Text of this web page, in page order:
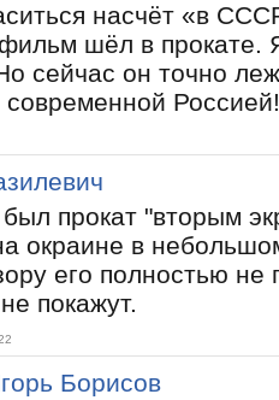
насчёт «в
шёл в прокате.
сейчас он точно
современной Россией!
прокат "вторым
окраине в
его полностью не
покажут.
Борисов